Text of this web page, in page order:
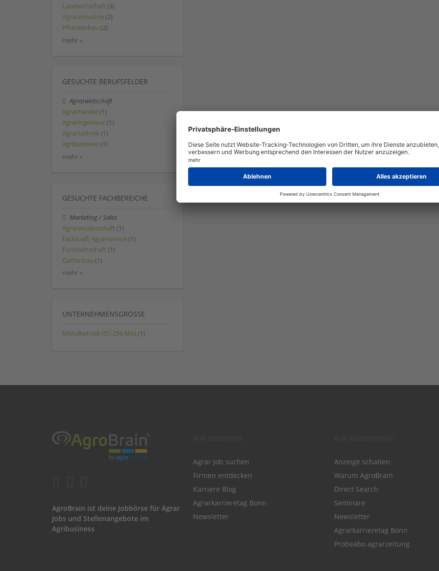
Landwirtschaft (3)
Agrarindustrie (2)
Pflanzenbau (2)
mehr »
GESUCHTE BERUFSFELDER
Agrarwirtschaft
Agrarhandel (1)
Agraringenieur (1)
Agrartechnik (1)
Agribusiness (1)
mehr »
GESUCHTE FACHBEREICHE
Marketing / Sales
Agrarwissenschaft (1)
Fachkraft Agrarservice (1)
Forstwirtschaft (1)
Gartenbau (1)
mehr »
UNTERNEHMENSGRÖSSE
Mittelbetrieb (51-250 MA) (1)
AgroBrain ist deine Jobbörse für Agrar
Jobs und Stellenangebote im
Agribusiness
Agrar Job suchen
Firmen entdecken
Karriere Blog
Agrarkarrieretag Bonn
Newsletter
Anzeige schalten
Warum AgroBrain
Direct Search
Seminare
Newsletter
Agrarkarrieretag Bonn
Probeabo agrarzeitung